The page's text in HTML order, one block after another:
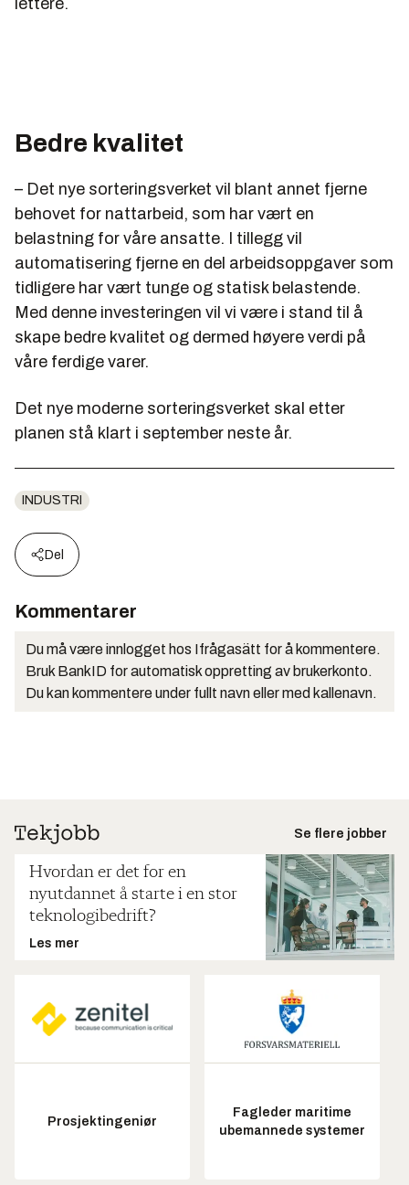
lettere.
Bedre kvalitet
– Det nye sorteringsverket vil blant annet fjerne
behovet for nattarbeid, som har vært en
belastning for våre ansatte. I tillegg vil
automatisering fjerne en del arbeidsoppgaver som
tidligere har vært tunge og statisk belastende.
Med denne investeringen vil vi være i stand til å
skape bedre kvalitet og dermed høyere verdi på
våre ferdige varer.
Det nye moderne sorteringsverket skal etter
planen stå klart i september neste år.
INDUSTRI
Del
Kommentarer
Du må være innlogget hos Ifrågasätt for å kommentere.
Bruk BankID for automatisk oppretting av brukerkonto.
Du kan kommentere under fullt navn eller med kallenavn.
Se flere jobber
Hvordan er det for en
nyutdannet å starte i en stor
teknologibedrift?
Les mer
Prosjektingeniør
Fagleder maritime
ubemannede systemer